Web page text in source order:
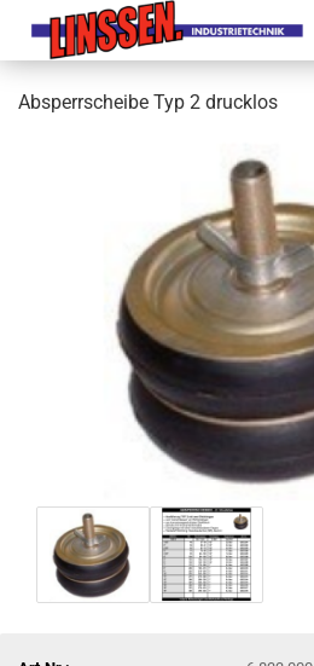
Absperrscheibe Typ 2 drucklos